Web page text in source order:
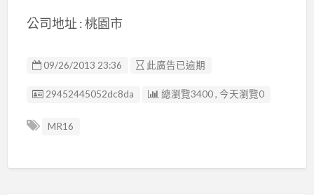
公司地址 : 桃園市
09/26/2013 23:36 此廣告已逾期
廣告编號
29452445052dc8da 總瀏覽3400 , 今天瀏覽0
MR16